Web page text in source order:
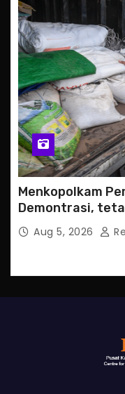
Menkopolkam
Demontrasi,
Aug 5, 2026